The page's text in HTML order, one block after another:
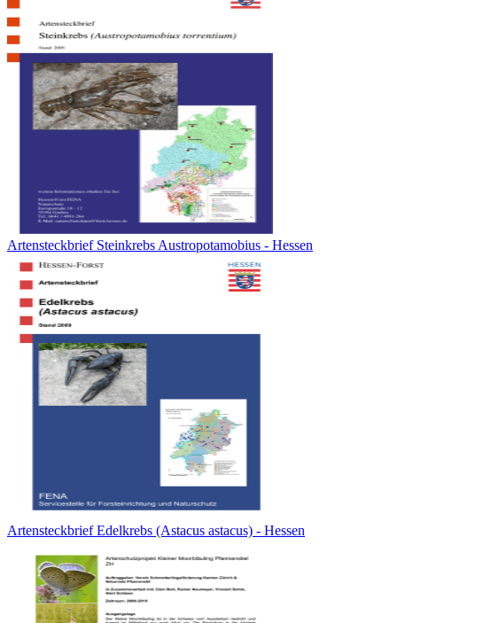
Artensteckbrief Steinkrebs Austropotamobius - Hessen
Artensteckbrief Edelkrebs (Astacus astacus) - Hessen